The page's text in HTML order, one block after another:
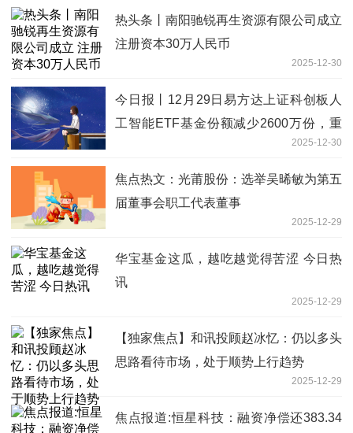
热头条丨南阳驰锐再生资源有限公司成立
注册资本30万人民币
2025-12-30
今日报丨12月29日易方达上证科创板人
工智能ETF基金份额减少2600万份，重
仓股澜起科技、芯原股份、寒武纪2025-12-30
焦点热文：光莆股份：选举吴晞敏为第五
届董事会职工代表董事
2025-12-29
华宝基金这瓜，越吃越觉得苦涩 今日热
讯
2025-12-29
【独家焦点】和讯投顾赵冰忆：仍以多头
思路看待市场，处于顺势上行趋势
2025-12-29
焦点报道:恒星科技：融资净偿还383.34